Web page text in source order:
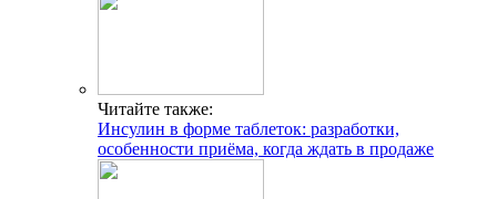
Читайте также:
Инсулин в форме таблеток: разработки,
особенности приёма, когда ждать в продаже